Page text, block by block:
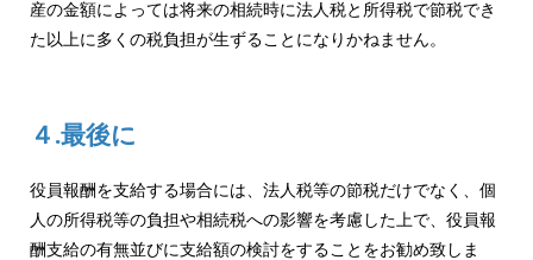
産の金額によっては将来の相続時に法人税と所得税で節税でき
た以上に多くの税負担が生ずることになりかねません。
４.最後に
役員報酬を支給する場合には、法人税等の節税だけでなく、個
人の所得税等の負担や相続税への影響を考慮した上で、役員報
酬支給の有無並びに支給額の検討をすることをお勧め致しま